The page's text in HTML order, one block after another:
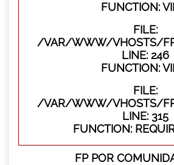
FUNCTION:
FILE:
/VAR/WWW/VHOSTS/
LINE: 246
FUNCTION:
FILE:
/VAR/WWW/VHOSTS/
LINE: 315
FUNCTION:
FP POR